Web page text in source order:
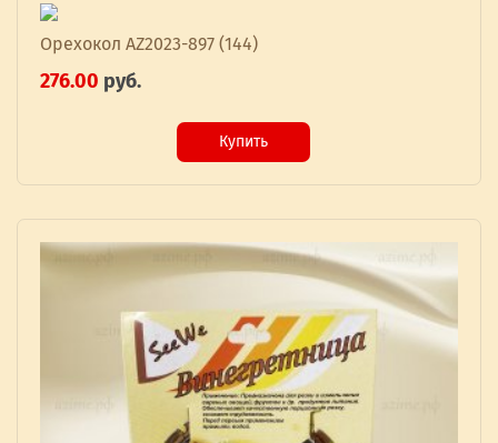
Орехокол AZ2023-897 (144)
276.00 руб.
Купить